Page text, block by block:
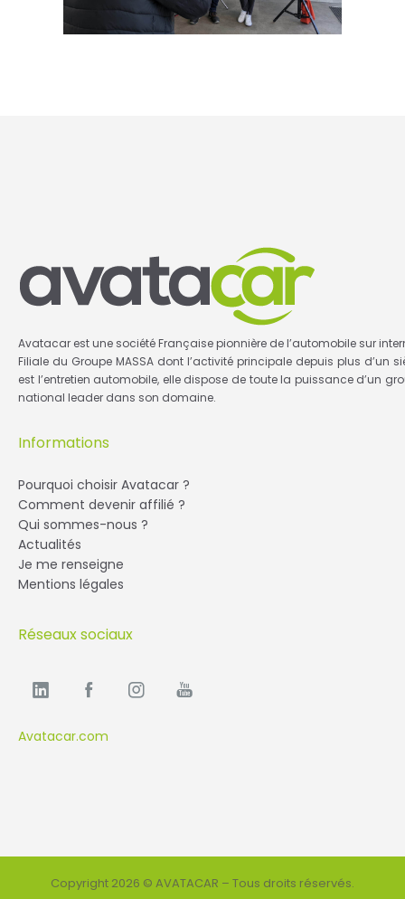
Avatacar est une société Française pionnière de l’automobile sur
Filiale du Groupe MASSA dont l’activité principale depuis plus d’un
est l’entretien automobile, elle dispose de toute la puissance d’un
national leader dans son domaine.
Informations
Pourquoi choisir Avatacar ?
Comment devenir affilié ?
Qui sommes-nous ?
Actualités
Je me renseigne
Mentions légales
Réseaux sociaux
Avatacar.com
Copyright 2026 © AVATACAR – Tous droits réservés.